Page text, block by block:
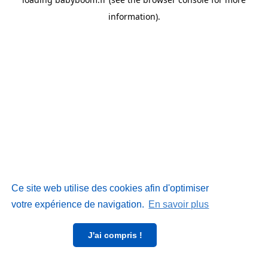
Ce site web utilise des cookies afin d'optimiser
votre expérience de navigation. En savoir plus
J'ai compris !
information).